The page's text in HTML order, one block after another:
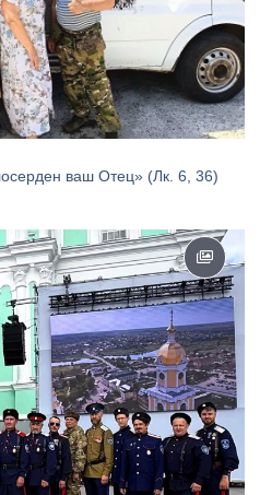
ваш Отец» (Лк. 6, 36)